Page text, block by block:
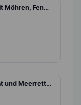
Seelachs-Suppe mit Möhren, Fenchel und Zitrone
Lachsfilet mit Spinat und Meerrettichquark